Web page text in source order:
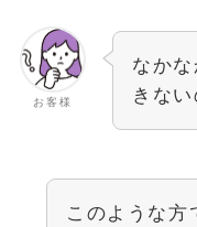
お客様
なか
きな
このような方